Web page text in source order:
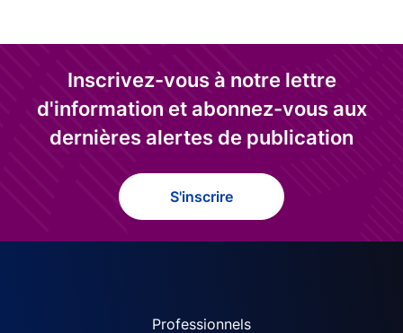
Inscrivez-vous à notre lettre
d'information et abonnez-vous aux
dernières alertes de publication
S'inscrire
Professionnels